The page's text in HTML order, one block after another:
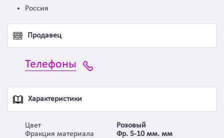
Россия
Продавец
Телефоны
Характеристики
Цвет
Розовый
Фракция материала
Фр. 5-10 мм. мм